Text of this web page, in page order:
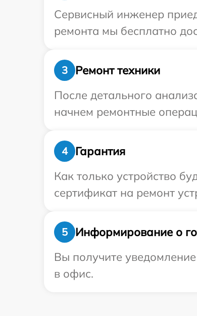
Сервисный инженер
ремонта мы бесплатно
3
Ремонт техники
После детального
начнем ремонтные
4
Гарантия
Как только устройство
сертификат на ремонт
5
Информирование о
Вы получите
в офис.